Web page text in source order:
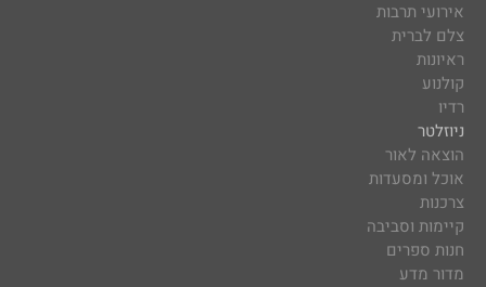
אירועי תרבות
צלם לברית
ראיונות
קולנוע
רדיו
ניוזלטר
הוצאה לאור
אוכל ומסעדות
צרכנות
קיימות וסביבה
חנות ספרים
מדור מדע